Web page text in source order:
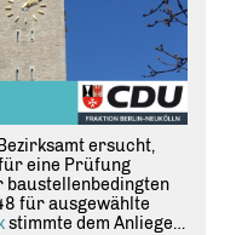
ersucht,
eine Prüfung
baustellenbedingten
für ausgewählte
stimmte dem Anliegen